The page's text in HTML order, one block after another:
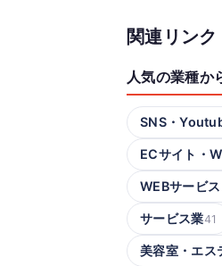
関連リンク
人気の業種か
SNS・
ECサイト・
WEBサービ
サービス業41
美容室・エス